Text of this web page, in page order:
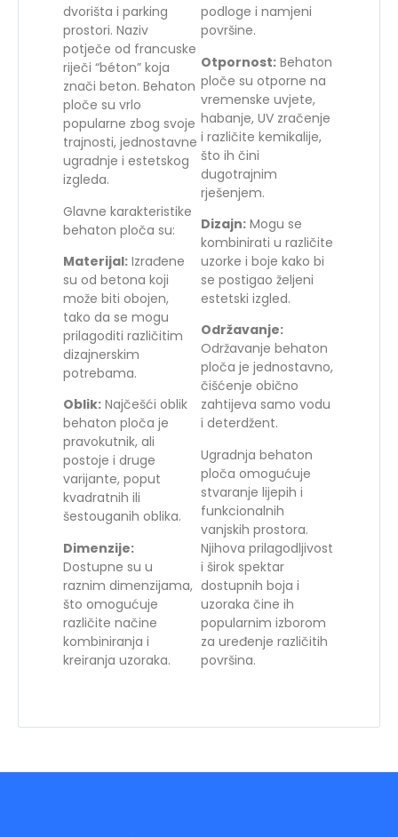
dvorišta i parking
prostori. Naziv
potječe od francuske
riječi “béton” koja
znači beton. Behaton
ploče su vrlo
popularne zbog svoje
trajnosti, jednostavne
ugradnje i estetskog
izgleda.
Glavne karakteristike
behaton ploča su:
Materijal: Izrađene
su od betona koji
može biti obojen,
tako da se mogu
prilagoditi različitim
dizajnerskim
potrebama.
Oblik: Najčešći oblik
behaton ploča je
pravokutnik, ali
postoje i druge
varijante, poput
kvadratnih ili
šestouganih oblika.
Dimenzije:
Dostupne su u
raznim dimenzijama,
što omogućuje
različite načine
kombiniranja i
kreiranja uzoraka.
podloge i namjeni
površine.
Otpornost: Behaton
ploče su otporne na
vremenske uvjete,
habanje, UV zračenje
i različite kemikalije,
što ih čini
dugotrajnim
rješenjem.
Dizajn: Mogu se
kombinirati u različite
uzorke i boje kako bi
se postigao željeni
estetski izgled.
Održavanje:
Održavanje behaton
ploča je jednostavno,
čišćenje obično
zahtijeva samo vodu
i deterdžent.
Ugradnja behaton
ploča omogućuje
stvaranje lijepih i
funkcionalnih
vanjskih prostora.
Njihova prilagodljivost
i širok spektar
dostupnih boja i
uzoraka čine ih
popularnim izborom
za uređenje različitih
površina.